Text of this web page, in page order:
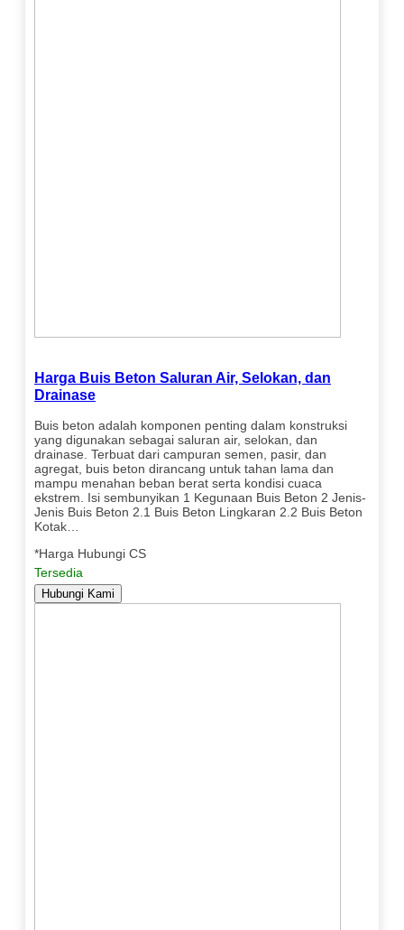
Harga Buis Beton Saluran Air, Selokan, dan
Drainase
Buis beton adalah komponen penting dalam konstruksi
yang digunakan sebagai saluran air, selokan, dan
drainase. Terbuat dari campuran semen, pasir, dan
agregat, buis beton dirancang untuk tahan lama dan
mampu menahan beban berat serta kondisi cuaca
ekstrem. Isi sembunyikan 1 Kegunaan Buis Beton 2 Jenis-
Jenis Buis Beton 2.1 Buis Beton Lingkaran 2.2 Buis Beton
Kotak…
*Harga Hubungi CS
Tersedia
Hubungi Kami